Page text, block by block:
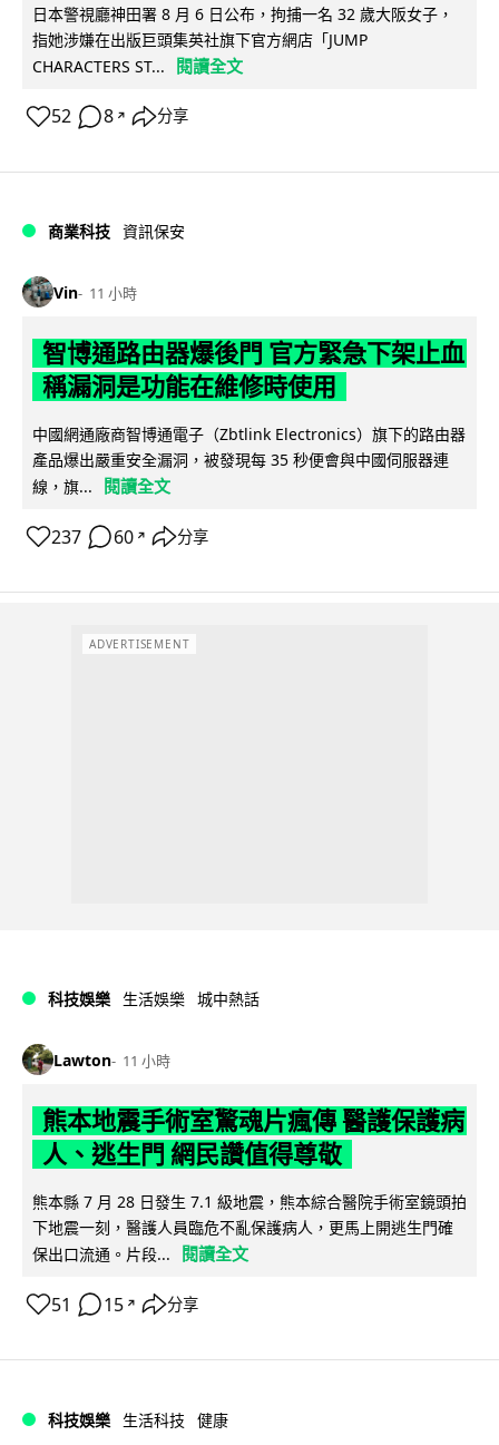
日本警視廳神田署 8 月 6 日公布，拘捕一名 32 歲大阪女子，
指她涉嫌在出版巨頭集英社旗下官方網店「JUMP
CHARACTERS ST...
閱讀全文
52 8 ↗ 分享
商業科技 資訊保安
Vin 11 小時
智博通路由器爆後門 官方緊急下架止血
稱漏洞是功能在維修時使用
中國網通廠商智博通電子（Zbtlink Electronics）旗下的路由器
產品爆出嚴重安全漏洞，被發現每 35 秒便會與中國伺服器連
線，旗...
閱讀全文
237 60 ↗ 分享
ADVERTISEMENT
科技娛樂 生活娛樂 城中熱話
Lawton 11 小時
熊本地震手術室驚魂片瘋傳 醫護保護病
人、逃生門 網民讚值得尊敬
熊本縣 7 月 28 日發生 7.1 級地震，熊本綜合醫院手術室鏡頭拍
下地震一刻，醫護人員臨危不亂保護病人，更馬上開逃生門確
保出口流通。片段...
閱讀全文
51 15 ↗ 分享
科技娛樂 生活科技 健康